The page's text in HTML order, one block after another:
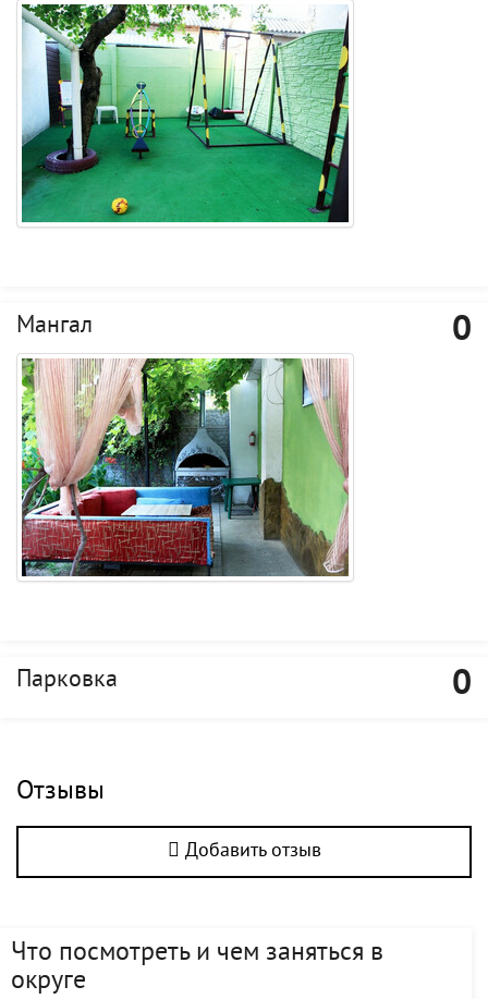
Мангал 0
Парковка 0
Отзывы
Добавить отзыв
Что посмотреть и чем заняться в
округе